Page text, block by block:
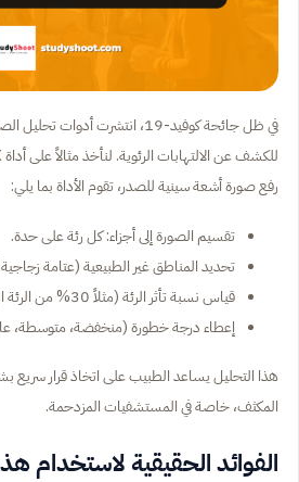
في ظل جائحة كوفيد-19، انتشرت
للكشف عن الالتهابات الرئوية. لنأخذ مثالاً على أداة
رفع صورة أشعة سينية للصدر، تقوم الأداة بما يلي:
تقسيم الصورة إلى أجزاء: كل رئة على حدة.
تحديد المناطق غير الطبيعية (عتامة
قياس نسبة تأثر الرئة (مثلاً 30% من الرئة اليمنى).
إعطاء درجة خطورة (منخفضة، متوسطة،
هذا التحليل يساعد الطبيب على اتخاذ قرار سريع
المكثف، خاصة في المستشفيات المزدحمة.
الفوائد الحقيقية لاستخدام